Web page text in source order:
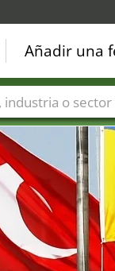
Añadir una
Sectores de ferias